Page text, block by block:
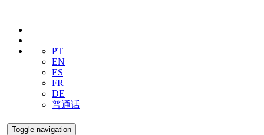
PT
EN
ES
FR
DE
普通话
Toggle navigation